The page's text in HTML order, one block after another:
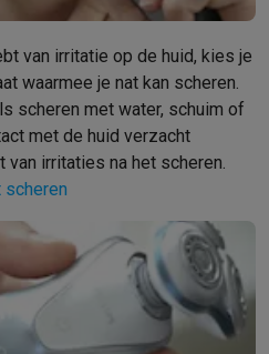
Droogkasten met ecocheques
speakers met ecocheques
van irritatie op de huid, kies je
waarmee je nat kan scheren.
scheren met water, schuim of
met de huid verzacht
irritaties na het scheren.
scheren